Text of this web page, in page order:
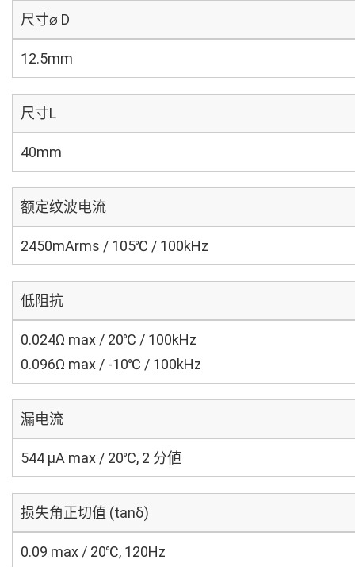
尺寸⌀ D
12.5mm
尺寸L
40mm
额定纹波电流
2450mArms / 105℃ / 100kHz
低阻抗
0.024Ω max / 20℃ / 100kHz
0.096Ω max / -10℃ / 100kHz
漏电流
544 μA max / 20℃, 2 分値
损失角正切值 (tanδ)
0.09 max / 20℃, 120Hz